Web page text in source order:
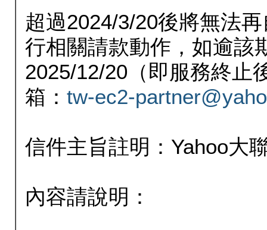
超過2024/3/20後將無法
行相關請款動作，如逾該
2025/12/20（即服務終止
箱： tw-ec2-
信件主旨註明：Yahoo大
內容請說明：